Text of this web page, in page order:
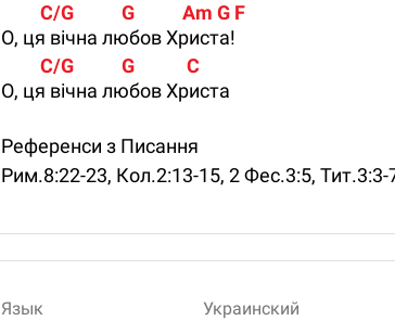
C/G           G           Am G F
О, ця вічна любов Христа!
C/G           G            C
О, ця вічна любов Христа
Референси з Писання
Рим.8:22-23, Кол.2:13-15, 2 Фес.3:5,
Язык
Украинский